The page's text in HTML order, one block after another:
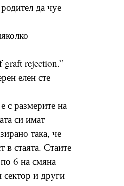
да чуе
graft rejection.”
елен сте
с размерите на
си имат
така, че
в стаята. Стаите
6 на смяна
сектор и други